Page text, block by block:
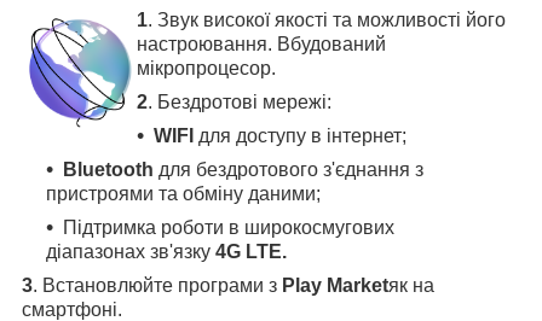
1. Звук високої якості та можливості його
настроювання. Вбудований
мікропроцесор.
2. Бездротові мережі:
WIFI для доступу в інтернет;
Bluetooth для бездротового з'єднання з
пристроями та обміну даними;
Підтримка роботи в широкосмугових
діапазонах зв'язку 4G LTE.
3. Встановлюйте програми з Play Marketяк на
смартфоні.